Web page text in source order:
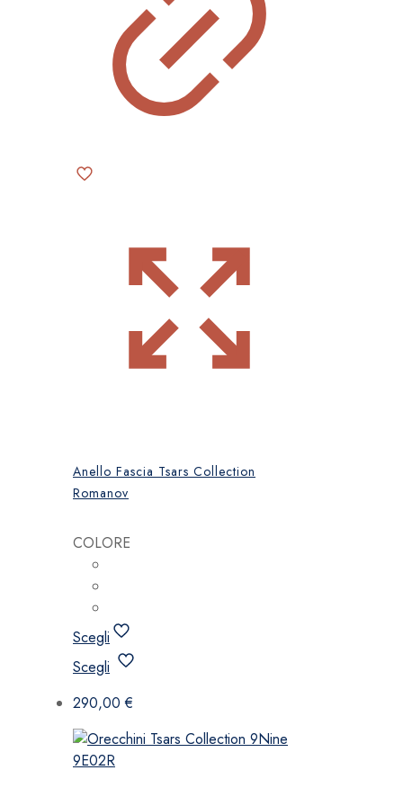
Anello Fascia Tsars Collection
Romanov
COLORE
Scegli
Scegli Questo
ha
varianti.
Le
290,00€